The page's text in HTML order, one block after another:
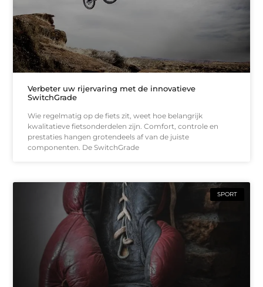
Verbeter uw rijervaring met de innovatieve
SwitchGrade
Wie regelmatig op de fiets zit, weet hoe belangrijk
kwalitatieve fietsonderdelen zijn. Comfort, controle en
prestaties hangen grotendeels af van de juiste
componenten. De SwitchGrade
SPORT